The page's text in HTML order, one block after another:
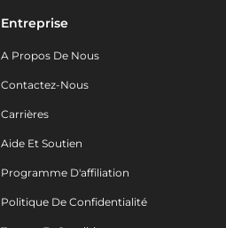
Entreprise
A Propos De Nous
Contactez-Nous
Carrières
Aide Et Soutien
Programme D'affiliation
Politique De Confidentialité